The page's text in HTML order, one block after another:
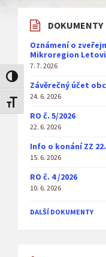
Toggle High Contrast
Toggle Font size
DOKUMENTY
Oznámení o
Mikroregion
7. 7. 2026
Závěrečný účet
24. 6. 2026
RO č. 5/2026
22. 6. 2026
Info o konání ZZ
15. 6. 2026
RO č. 4 /2026
10. 6. 2026
DALŠÍ DOKUMENTY